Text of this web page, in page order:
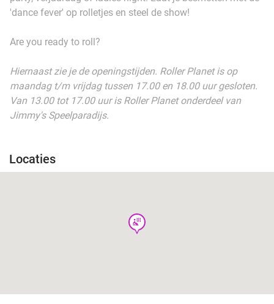
'dance fever' op rolletjes en steel de show!
Are you ready to roll?
Hiernaast zie je de openingstijden. Roller Planet is op
maandag t/m vrijdag tussen 17.00 en 18.00 uur gesloten.
Van 13.00 tot 17.00 uur is Roller Planet onderdeel van
Jimmy's Speelparadijs.
Locaties
wellness